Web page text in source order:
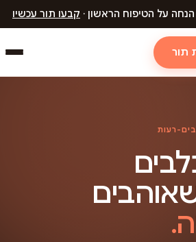
קבעו תור עכשיו
תור
רעות